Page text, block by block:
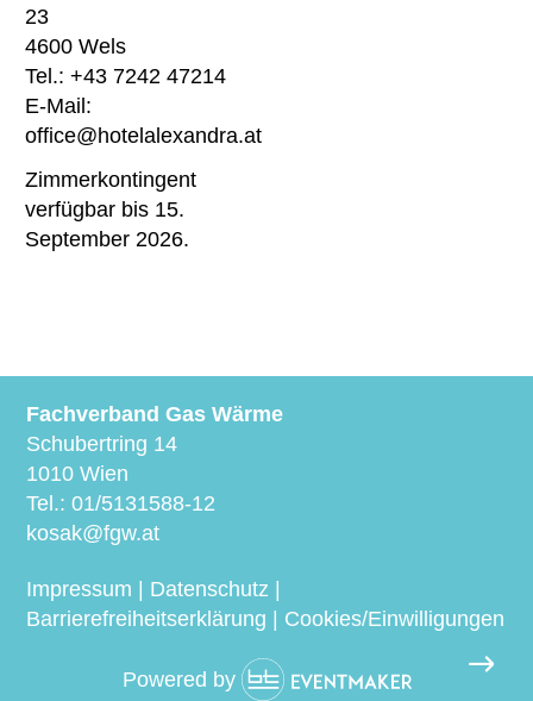
23
4600 Wels
Tel.: +43 7242 47214
E-Mail:
office@hotelalexandra.at
Zimmerkontingent
verfügbar bis 15.
September 2026.
Fachverband Gas Wärme
Schubertring 14
1010 Wien
Tel.: 01/5131588-12
kosak@fgw.at
Impressum | Datenschutz |
Barrierefreiheitserklärung | Cookies/Einwilligungen
Powered by